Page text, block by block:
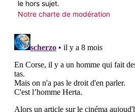
le hors sujet.
Notre charte de modération